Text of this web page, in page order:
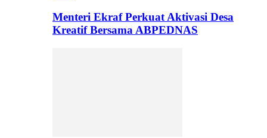
Menteri Ekraf Perkuat Aktivasi Desa
Kreatif Bersama ABPEDNAS